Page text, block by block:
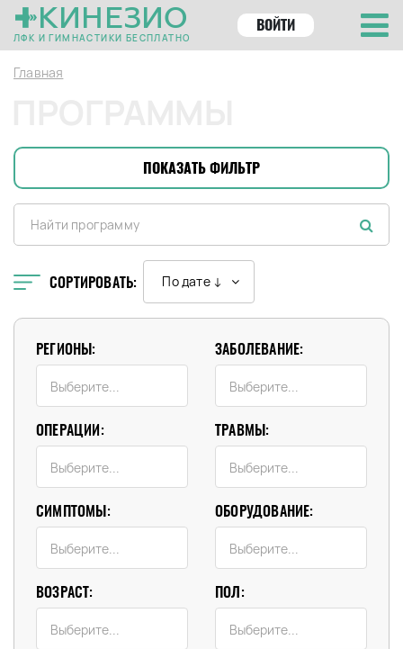
КИНЕЗИО
ЛФК И ГИМНАСТИКИ БЕСПЛАТНО
ВОЙТИ
Главная
ПОКАЗАТЬ ФИЛЬТР
СОРТИРОВАТЬ: По дате ↓
РЕГИОНЫ: ЗАБОЛЕВАНИЕ:
ОПЕРАЦИИ: ТРАВМЫ:
СИМПТОМЫ: ОБОРУДОВАНИЕ:
ВОЗРАСТ: ПОЛ: